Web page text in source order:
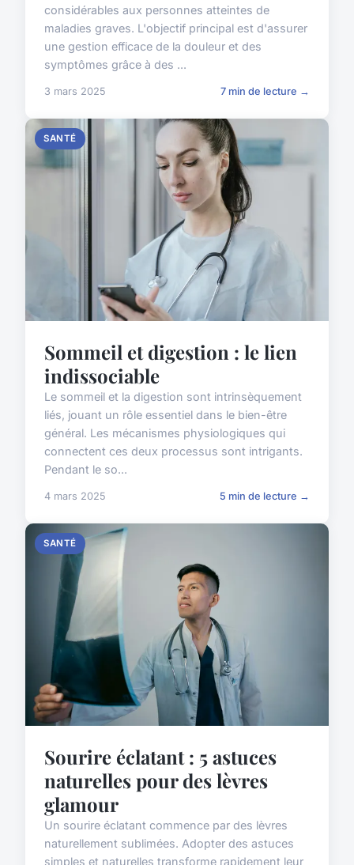
considérables aux personnes atteintes de
maladies graves. L'objectif principal est d'assurer
une gestion efficace de la douleur et des
symptômes grâce à des ...
3 mars 2025 7 min de lecture →
SANTÉ
Sommeil et digestion : le lien
indissociable
Le sommeil et la digestion sont intrinsèquement
liés, jouant un rôle essentiel dans le bien-être
général. Les mécanismes physiologiques qui
connectent ces deux processus sont intrigants.
Pendant le so...
4 mars 2025 5 min de lecture →
SANTÉ
Sourire éclatant : 5 astuces
naturelles pour des lèvres
glamour
Un sourire éclatant commence par des lèvres
naturellement sublimées. Adopter des astuces
simples et naturelles transforme rapidement leur